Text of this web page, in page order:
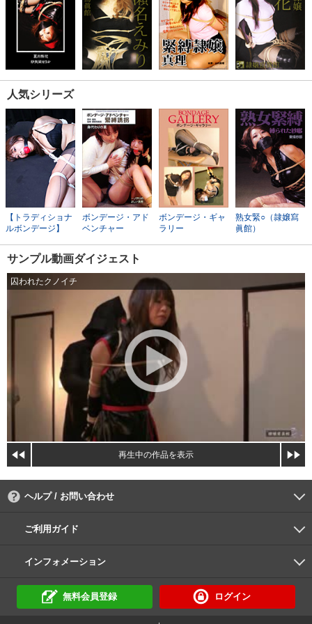
人気シリーズ
【トラディショナ
ルボンデージ】
ボンデージ・アド
ベンチャー
ボンデージ・ギャ
ラリー
熟女緊○（隷嬢寫
眞館）
サンプル動画ダイジェスト
囚われたクノイチ
再生中の作品を表示
ヘルプ / お問い合わせ
よくあるご質問
ご利用環境
お支払い方法
パスワードの再設定
サポートセンター
ご利用ガイド
初めての方へ
会員登録の手順
作品購入の手順
動画再生の手順
検索のヒント
DUGA Player
インフォメーション
DUGAからのお知らせ
デュガの歴史とあゆみ
利用規約
個人情報保護方針
特定商取引法
資金決済法
倫理基準
サイトマップ無料会員登録 ログイン